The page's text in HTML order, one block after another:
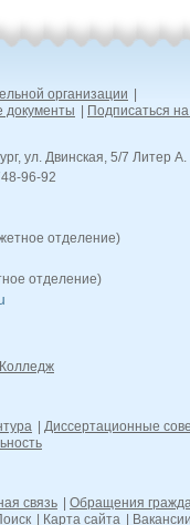
организации
документы
Подписаться
ул. Двинская, 5/7 Литер А.
96-92
отделение)
отделение)
Колледж
Диссертационные
связь
Обращения
Карта сайта Вакансии